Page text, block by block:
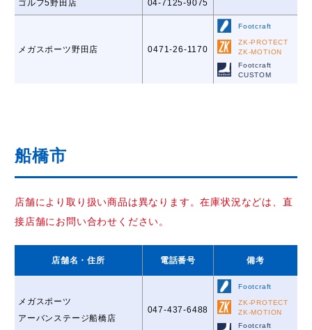
ゴルフ5野田店 04-7125-9075
メガスポーツ野田店 0471-26-1170
Footcraft
ZK-PROTECT
ZK-MOTION
Footcraft
CUSTOM
船橋市
店舗により取り扱い商品は異なります。在庫状況などは、直
接店舗にお問い合わせください。
店舗名 ・住所 電話番号 備考
メガスポーツ
アーバンステージ船橋店
047-437-6488
Footcraft
ZK-PROTECT
ZK-MOTION
Footcraft